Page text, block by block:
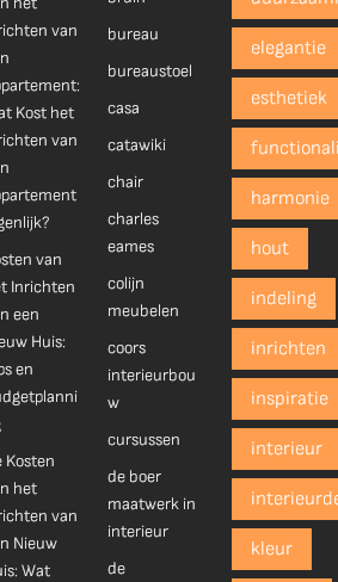
van
Kost het
van
van
Inrichten
een
Huis:
en
Kosten
het
van
Nieuw
Wat
bureau
bureaustoel
casa
catawiki
chair
charles
eames
colijn
meubelen
coors
interieurbou
w
cursussen
de boer
maatwerk in
interieur
de
elegantie
esthetiek
harmonie
hout
indeling
inrichten
inspiratie
interieur
kleur